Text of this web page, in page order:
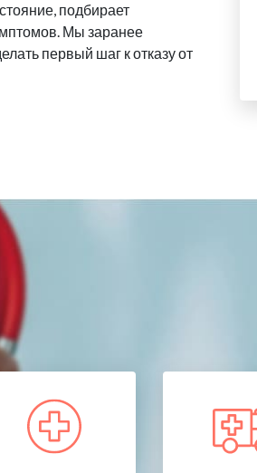
подбирает
Мы заранее
первый шаг к отказу от